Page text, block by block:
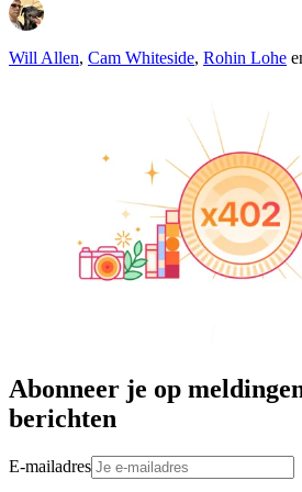
Will Allen, Cam Whiteside, Rohin Lohe
Abonneer je op
berichten
E-mailadres